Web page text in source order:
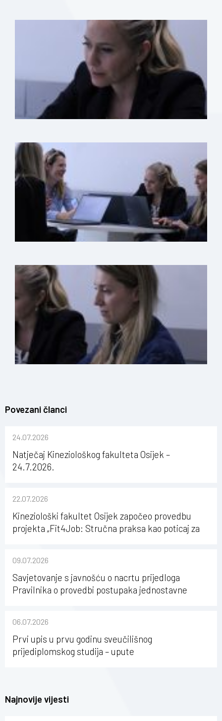
Povezani članci
24.07.2026
Natječaj Kineziološkog fakulteta Osijek –
24.7.2026.
22.07.2026
Kineziološki fakultet Osijek započeo provedbu
projekta „Fit4Job: Stručna praksa kao poticaj za
09.07.2026
Savjetovanje s javnošću o nacrtu prijedloga
Pravilnika o provedbi postupaka jednostavne
Osijeku
06.07.2026
Prvi upis u prvu godinu sveučilišnog
prijediplomskog studija – upute
Najnovije vijesti